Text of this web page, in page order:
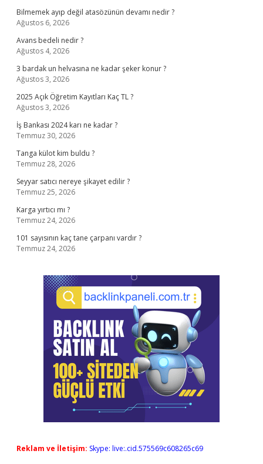
Bilmemek ayıp değil atasözünün devamı nedir ?
Ağustos 6, 2026
Avans bedeli nedir ?
Ağustos 4, 2026
3 bardak un helvasına ne kadar şeker konur ?
Ağustos 3, 2026
2025 Açık Öğretim Kayıtları Kaç TL ?
Ağustos 3, 2026
İş Bankası 2024 karı ne kadar ?
Temmuz 30, 2026
Tanga külot kim buldu ?
Temmuz 28, 2026
Seyyar satıcı nereye şikayet edilir ?
Temmuz 25, 2026
Karga yırtıcı mı ?
Temmuz 24, 2026
101 sayısının kaç tane çarpanı vardır ?
Temmuz 24, 2026
Reklam ve İletişim: Skype: live:.cid.575569c608265c69